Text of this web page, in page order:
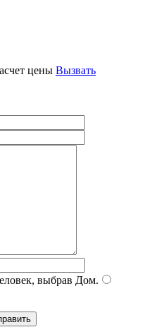
цены Вызвать
выбрав Дом.